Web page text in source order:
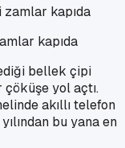
kapıda
bellek çipi
çöküşe yol açtı.
akıllı telefon
bu yana en